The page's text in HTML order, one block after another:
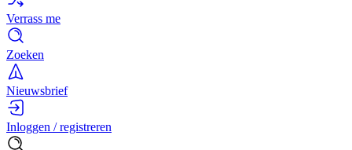
Verrass me
Zoeken
Nieuwsbrief
Inloggen / registreren